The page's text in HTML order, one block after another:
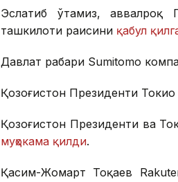
Эслатиб ўтамиз, аввалроқ
ташкилоти раисини қабул
Давлат раҳбари Sumitomo
Қозоғистон Президенти
Қозоғистон Президенти ва
муҳокама қилди.
Қасим-Жомарт Тоқаев